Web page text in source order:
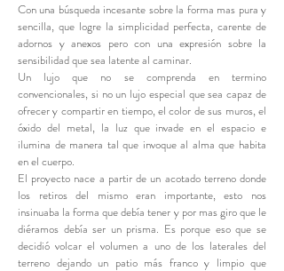
Con una búsqueda incesante sobre la forma mas pura y
sencilla, que logre la simplicidad perfecta, carente de
adornos y anexos pero con una expresión sobre la
sensibilidad que sea latente al caminar.
Un lujo que no se comprenda en termino
convencionales, si no un lujo especial que sea capaz de
ofrecer y compartir en tiempo, el color de sus muros, el
óxido del metal, la luz que invade en el espacio e
ilumina de manera tal que invoque al alma que habita
en el cuerpo.
El proyecto nace a partir de un acotado terreno donde
los retiros del mismo eran importante, esto nos
insinuaba la forma que debía tener y por mas giro que le
diéramos debía ser un prisma. Es porque eso que se
decidió volcar el volumen a uno de los laterales del
terreno dejando un patio más franco y limpio que